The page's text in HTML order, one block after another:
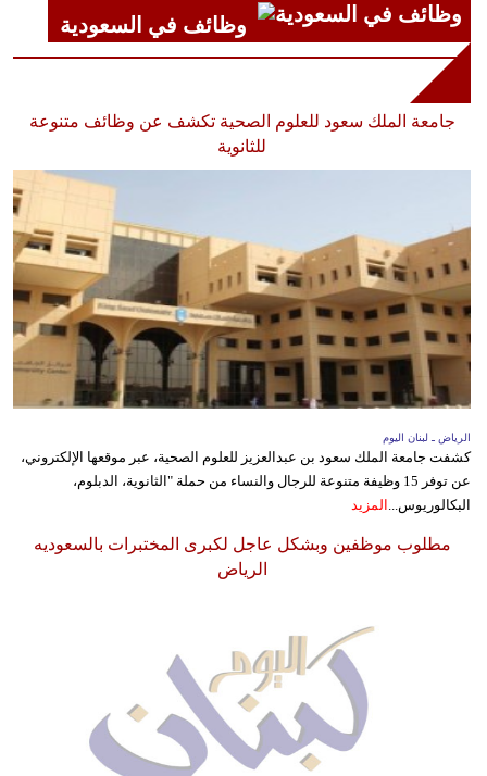
وظائف في السعودية
جامعة الملك سعود للعلوم الصحية تكشف عن وظائف متنوعة
للثانوية
الرياض ـ لبنان اليوم
كشفت جامعة الملك سعود بن عبدالعزيز للعلوم الصحية، عبر موقعها الإلكتروني،
عن توفر 15 وظيفة متنوعة للرجال والنساء من حملة "الثانوية، الدبلوم،
البكالوريوس... المزيد
مطلوب موظفين وبشكل عاجل لكبرى المختبرات بالسعوديه
الرياض